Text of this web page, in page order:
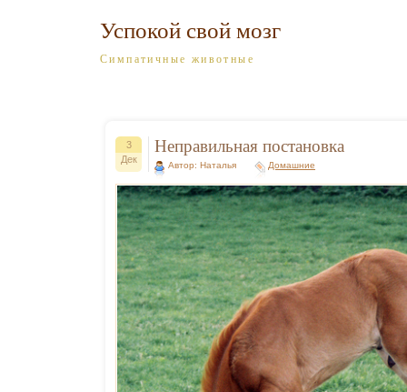
Успокой свой мозг
Симпатичные животные
3
Дек
Неправильная постановка
Автор: Наталья Домашние